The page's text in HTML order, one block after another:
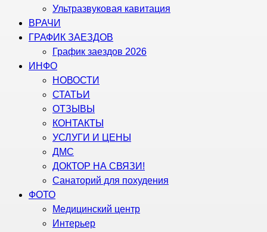
Ультразвуковая кавитация
ВРАЧИ
ГРАФИК ЗАЕЗДОВ
График заездов 2026
ИНФО
НОВОСТИ
СТАТЬИ
ОТЗЫВЫ
КОНТАКТЫ
УСЛУГИ И ЦЕНЫ
ДМС
ДОКТОР НА СВЯЗИ!
Санаторий для похудения
ФОТО
Медицинский центр
Интерьер